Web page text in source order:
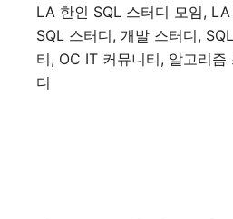
LA 한인 SQL 스터디 모임,
SQL 스터디, 개발 스터디,
티, OC IT 커뮤니티, 알고리즘
디